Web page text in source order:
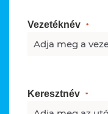
Vezetéknév
Keresztnév